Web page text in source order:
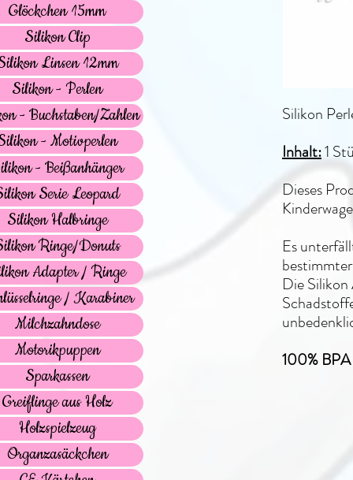
Silikon
Inhalt:1
Dieses
Es
Die
100%
Glöckchen 15mm
Silikon Clip
Linsen 12mm
Silikon - Perlen
- Buchstaben/Zahlen
- Motivperlen
- Beißanhänger
Serie Leopard
Silikon Halbringe
Ringe/Donuts
Adapter / Ringe
/ Karabiner
Milchzahndose
Motorikpuppen
Sparkassen
Greiflinge aus Holz
Holzspielzeug
Organzasäckchen